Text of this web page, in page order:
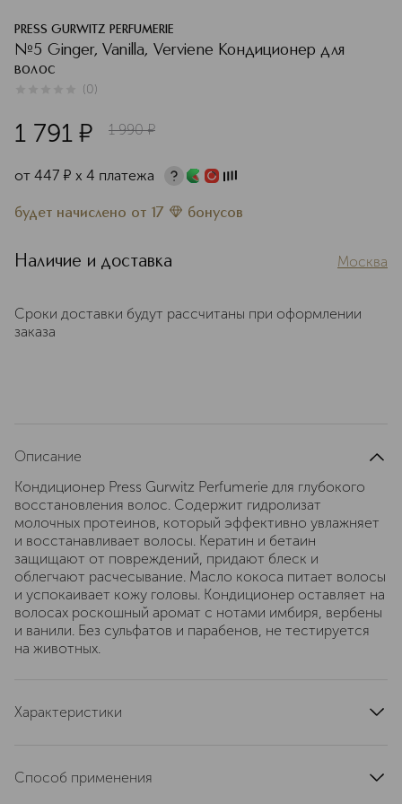
PRESS GURWITZ PERFUMERIE
№5 Ginger, Vanilla, Verviene Кондиционер для
волос
(0)
1 791 ¤ 1 990 ¤
от 447 ¤ х 4 платежа
будет начислено от 17 бонусов
Наличие и доставка Москва
Сроки доставки будут рассчитаны при оформлении
заказа
Описание
Кондиционер Press Gurwitz Perfumerie для глубокого
восстановления волос. Содержит гидролизат
молочных протеинов, который эффективно увлажняет
и восстанавливает волосы. Кератин и бетаин
защищают от повреждений, придают блеск и
облегчают расчесывание. Масло кокоса питает волосы
и успокаивает кожу головы. Кондиционер оставляет на
волосах роскошный аромат с нотами имбиря, вербены
и ванили. Без сульфатов и парабенов, не тестируется
на животных.
Характеристики
Способ применения